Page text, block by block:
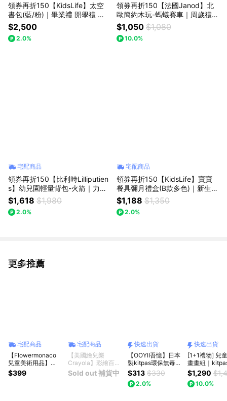
領券再折150【KidsLife】太空
書包(藍/粉)｜畢業禮 開學禮 新
生禮 入學禮 護脊 輕量 防潑水
$2,500
2.0%
領券再折150【法國Janod】北
歐簡約木玩-螞蟻賽車｜周歲禮
收涎禮
$1,050 $1,080
10.0%
宅配商品
領券再折150【比利時Lilliputien
s】幼兒園輕量背包-火箭｜力力
布丁 大寶禮 幼兒入園禮 幼兒園
書包
$1,618 $1,980
2.0%
宅配商品
領券再折150【KidsLife】寶寶
餐具彌月禮盒(B款多色)｜新生兒
禮 滿月禮 嬰兒禮盒 周歲禮 贈提
袋
$1,188 $1,350
2.0%
更多推薦
看更多
宅配商品
【Flowermonaco
兒童美術用品】
Flowermonaco 驚
喜摺疊畫
$399
宅配商品
【美國繪兒樂
Crayola】彩繪百變
毛小孩超豪華派對組
｜兒童禮物首選｜彩
Sold out 補貨中
快速出貨
【OOYII吾憶】日本
製kitpas環保無毒浴
室小魚水洗蠟筆-三
支組/十支組｜週歲
禮、生日禮物、聖誕
$313 $330
2.0%
快速出貨
[1+1禮物] 兒
畫畫組｜
水洗米蠟筆熱
組（粗粗＋旋
筆）｜生日禮
$1,290
10.0%